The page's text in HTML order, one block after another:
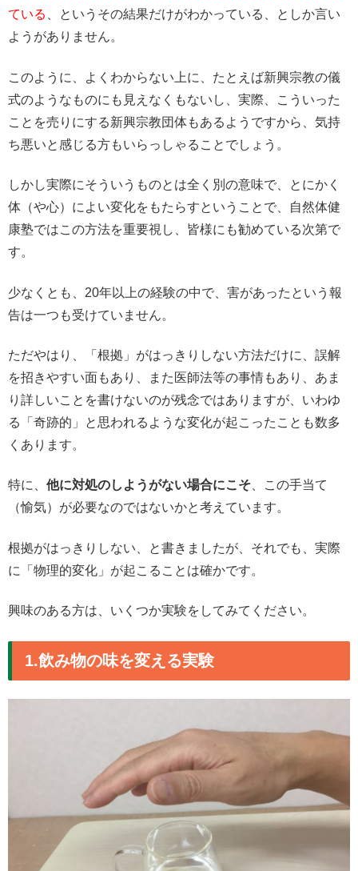
ている 、というその結果だけがわかっている、としか言い
ようがありません。
このように、よくわからない上に、たとえば新興宗教の儀
式のようなものにも見えなくもないし、実際、こういった
ことを売りにする新興宗教団体もあるようですから、気持
ち悪いと感じる方もいらっしゃることでしょう。
しかし実際にそういうものとは全く別の意味で、とにかく
体（や心）によい変化をもたらすということで、自然体健
康塾ではこの方法を重要視し、皆様にも勧めている次第で
す。
少なくとも、20年以上の経験の中で、害があったという報
告は一つも受けていません。
ただやはり、「根拠」がはっきりしない方法だけに、誤解
を招きやすい面もあり、また医師法等の事情もあり、あま
り詳しいことを書けないのが残念ではありますが、いわゆ
る「奇跡的」と思われるような変化が起こったことも数多
くあります。
特に、 他に対処のしようがない場合にこそ 、この手当て
（愉気）が必要なのではないかと考えています。
根拠がはっきりしない、と書きましたが、それでも、実際
に「物理的変化」が起こることは確かです。
興味のある方は、いくつか実験をしてみてください。
1.飲み物の味を変える実験